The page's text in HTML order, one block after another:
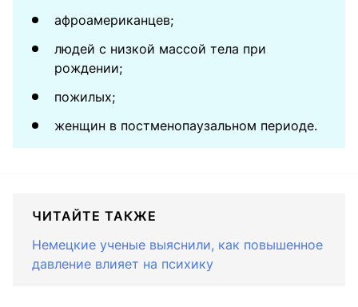
афроамериканцев;
людей с низкой массой тела при
рождении;
пожилых;
женщин в постменопаузальном периоде.
ЧИТАЙТЕ ТАКЖЕ
Немецкие ученые выяснили, как повышенное
давление влияет на психику